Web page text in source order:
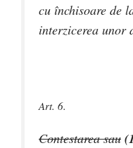
cu închisoare de
interzicerea unor
Art. 6.
Contestarea sau